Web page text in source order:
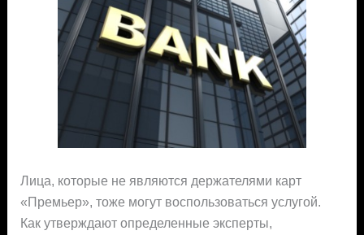
Лица, которые не являются держателями карт
«Премьер», тоже могут воспользоваться услугой.
Как утверждают определенные эксперты,